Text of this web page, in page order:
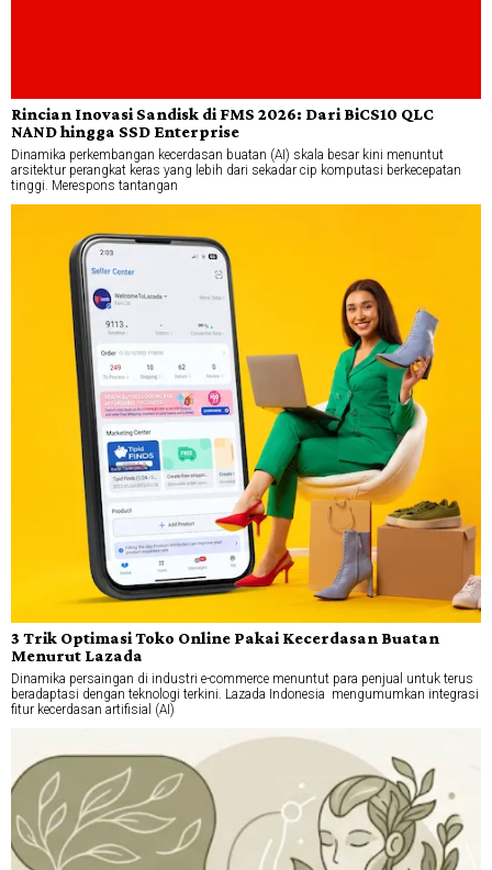
Rincian Inovasi Sandisk di FMS 2026: Dari BiCS10 QLC
NAND hingga SSD Enterprise
Dinamika perkembangan kecerdasan buatan (AI) skala besar kini menuntut
arsitektur perangkat keras yang lebih dari sekadar cip komputasi berkecepatan
tinggi. Merespons tantangan
3 Trik Optimasi Toko Online Pakai Kecerdasan Buatan
Menurut Lazada
Dinamika persaingan di industri e-commerce menuntut para penjual untuk terus
beradaptasi dengan teknologi terkini. Lazada Indonesia mengumumkan integrasi
fitur kecerdasan artifisial (AI)